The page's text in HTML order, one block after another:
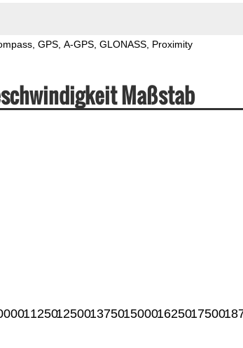
GPS A-GPS GLONASS Proximity
Maßstab
112501250013750150001625017500